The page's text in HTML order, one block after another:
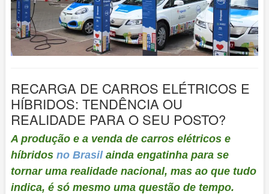
RECARGA DE CARROS ELÉTRICOS E
HÍBRIDOS: TENDÊNCIA OU
REALIDADE PARA O SEU POSTO?
A produção e a venda de carros elétricos e
híbridos no Brasilainda engatinha para se
tornar uma realidade nacional, mas ao que tudo
indica, é só mesmo uma questão de tempo.